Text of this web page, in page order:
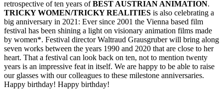
retrospective of ten years ofBEST AUSTRIAN ANIMATION.
TRICKY WOMEN/TRICKY REALITIES is also celebrating a
big anniversary in 2021: Ever since 2001 the Vienna based film
festival has been shining a light on visionary animation films made
by women*. Festival director Waltraud Grausgruber will bring along
seven works between the years 1990 and 2020 that are close to her
heart. That a festival can look back on ten, not to mention twenty
years is an impressive feat in itself. We are happy to be able to raise
our glasses with our colleagues to these milestone anniversaries.
Happy birthday! Happy birthday!